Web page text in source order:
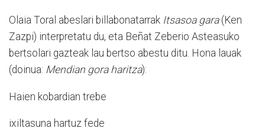
Olaia Toral abeslari billabonatarrak Itsasoa gara(Ken
Zazpi) interpretatu du, eta Beñat Zeberio Asteasuko
bertsolari gazteak lau bertso abestu ditu. Hona lauak
(doinua: Mendian gora haritza):
Haien kobardian trebe
ixiltasuna hartuz fede